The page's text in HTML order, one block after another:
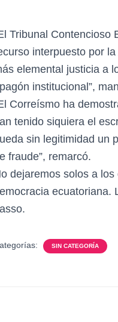
Tribunal Contencioso
interpuesto por
elemental justicia a
institucional”,
Correísmo ha
tenido siquiera el
sin legitimidad un
fraude”, remarcó.
dejaremos solos a
ecuatoriana.
SIN CATEGORÍA